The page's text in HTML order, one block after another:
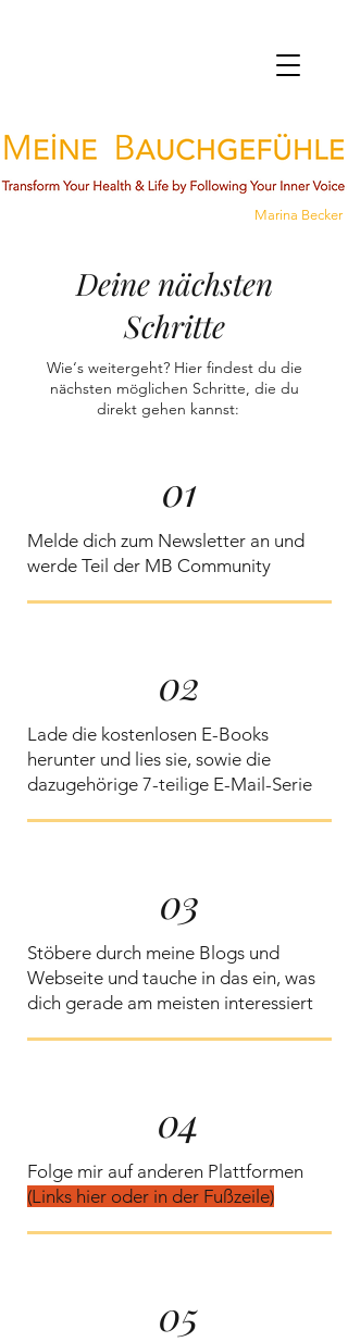
Marina Becker
Deine nächsten
Schritte
Wie‘s weitergeht? Hier findest du die
nächsten möglichen Schritte, die du
direkt gehen kannst:
01
Melde dich zum Newsletter an und
werde Teil der MB Community
02
Lade die kostenlosen E-Books
herunter und lies sie, sowie die
dazugehörige 7-teilige E-Mail-Serie
03
Stöbere durch meine Blogs und
Webseite und tauche in das ein, was
dich gerade am meisten interessiert
04
Folge mir auf anderen Plattformen
(Links hier oder in der Fußzeile)
05